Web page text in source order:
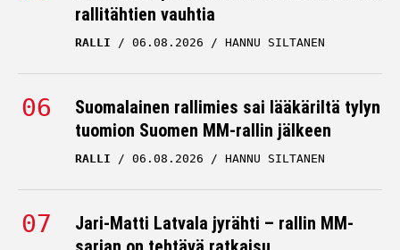
rallitähtien vauhtia
RALLI 06.08.2026 HANNU SILTANEN
Suomalainen rallimies sai lääkäriltä tylyn
tuomion Suomen MM-rallin jälkeen
RALLI 06.08.2026 HANNU SILTANEN
Jari-Matti Latvala jyrähti – rallin MM-